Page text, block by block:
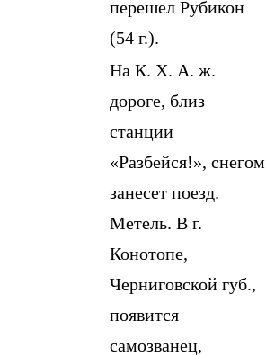
перешел Рубикон
(54 г.).
На К. Х. А. ж.
дороге, близ
станции
«Разбейся!», снегом
занесет поезд.
Метель. В г.
Конотопе,
Черниговской губ.,
появится
самозванец,